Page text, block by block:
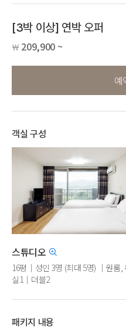
[3박 이상] 연박 오퍼
￦ 209,900 ~
예
객실 구성
스튜디오
16평｜성인 3명 (최대 5명) ｜원룸,
실1｜더블2
패키지 내용